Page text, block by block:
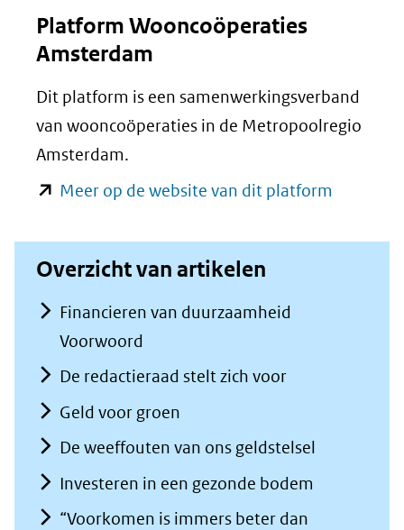
naar
een
Platform Wooncoöperaties
Amsterdam
Dit platform is een samenwerkingsverband
van wooncoöperaties in de Metropoolregio
Amsterdam.
Meer op de website van dit platform
nieuw
Overzicht van artikelen
Financieren van duurzaamheid
Voorwoord
De redactieraad stelt zich voor
Geld voor groen
De weeffouten van ons geldstelsel
Investeren in een gezonde bodem
“Voorkomen is immers beter dan